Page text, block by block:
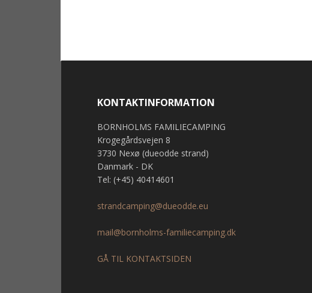
KONTAKTINFORMATION
BORNHOLMS FAMILIECAMPING
Krogegårdsvejen 8
3730 Nexø (dueodde strand)
Danmark - DK
Tel: (+45) 40414601
strandcamping@dueodde.eu
mail@bornholms-familiecamping.dk
GÅ TIL KONTAKTSIDEN